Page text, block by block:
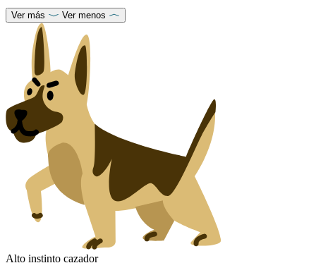
Ver más Ver menos
Alto instinto cazador